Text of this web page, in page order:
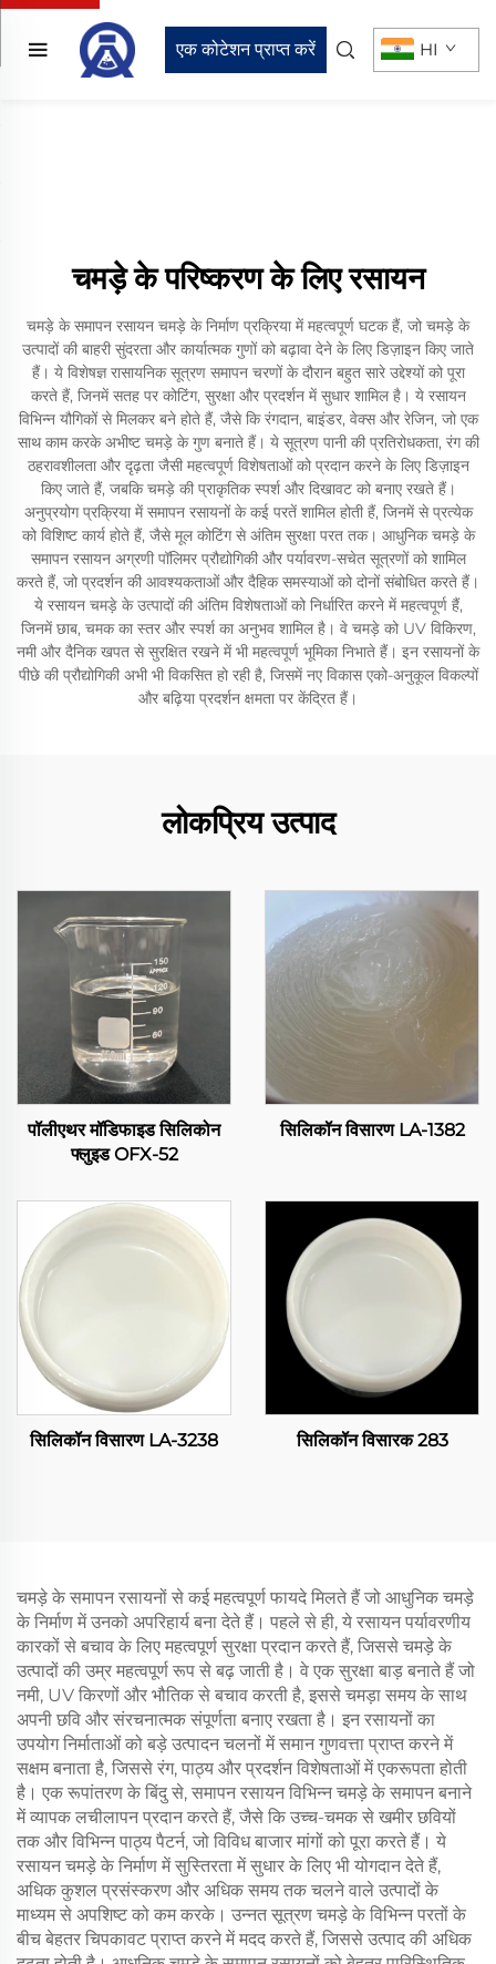
एक कोटेशन प्राप्त करें HI
चमड़े के परिष्करण के लिए रसायन
चमड़े के समापन रसायन चमड़े के निर्माण प्रक्रिया में महत्वपूर्ण घटक हैं, जो चमड़े के
उत्पादों की बाहरी सुंदरता और कार्यात्मक गुणों को बढ़ावा देने के लिए डिज़ाइन किए जाते
हैं। ये विशेषज्ञ रासायनिक सूत्रण समापन चरणों के दौरान बहुत सारे उद्देश्यों को पूरा
करते हैं, जिनमें सतह पर कोटिंग, सुरक्षा और प्रदर्शन में सुधार शामिल है। ये रसायन
विभिन्न यौगिकों से मिलकर बने होते हैं, जैसे कि रंगदान, बाइंडर, वेक्स और रेजिन, जो एक
साथ काम करके अभीष्ट चमड़े के गुण बनाते हैं। ये सूत्रण पानी की प्रतिरोधकता, रंग की
ठहरावशीलता और दृढ़ता जैसी महत्वपूर्ण विशेषताओं को प्रदान करने के लिए डिज़ाइन
किए जाते हैं, जबकि चमड़े की प्राकृतिक स्पर्श और दिखावट को बनाए रखते हैं।
अनुप्रयोग प्रक्रिया में समापन रसायनों के कई परतें शामिल होती हैं, जिनमें से प्रत्येक
को विशिष्ट कार्य होते हैं, जैसे मूल कोटिंग से अंतिम सुरक्षा परत तक। आधुनिक चमड़े के
समापन रसायन अग्रणी पॉलिमर प्रौद्योगिकी और पर्यावरण-सचेत सूत्रणों को शामिल
करते हैं, जो प्रदर्शन की आवश्यकताओं और दैहिक समस्याओं को दोनों संबोधित करते हैं।
ये रसायन चमड़े के उत्पादों की अंतिम विशेषताओं को निर्धारित करने में महत्वपूर्ण हैं,
जिनमें छाब, चमक का स्तर और स्पर्श का अनुभव शामिल है। वे चमड़े को UV विकिरण,
नमी और दैनिक खपत से सुरक्षित रखने में भी महत्वपूर्ण भूमिका निभाते हैं। इन रसायनों के
पीछे की प्रौद्योगिकी अभी भी विकसित हो रही है, जिसमें नए विकास एको-अनुकूल विकल्पों
और बढ़िया प्रदर्शन क्षमता पर केंद्रित हैं।
लोकप्रिय उत्पाद
पॉलीएथर मॉडिफाइड सिलिकोन
फ्लुइड OFX-52
सिलिकॉन विसारण LA-1382
सिलिकॉन विसारण LA-3238 सिलिकॉन विसारक 283
चमड़े के समापन रसायनों से कई महत्वपूर्ण फायदे मिलते हैं जो आधुनिक चमड़े
के निर्माण में उनको अपरिहार्य बना देते हैं। पहले से ही, ये रसायन पर्यावरणीय
कारकों से बचाव के लिए महत्वपूर्ण सुरक्षा प्रदान करते हैं, जिससे चमड़े के
उत्पादों की उम्र महत्वपूर्ण रूप से बढ़ जाती है। वे एक सुरक्षा बाड़ बनाते हैं जो
नमी, UV किरणों और भौतिक से बचाव करती है, इससे चमड़ा समय के साथ
अपनी छवि और संरचनात्मक संपूर्णता बनाए रखता है। इन रसायनों का
उपयोग निर्माताओं को बड़े उत्पादन चलनों में समान गुणवत्ता प्राप्त करने में
सक्षम बनाता है, जिससे रंग, पाठ्य और प्रदर्शन विशेषताओं में एकरूपता होती
है। एक रूपांतरण के बिंदु से, समापन रसायन विभिन्न चमड़े के समापन बनाने
में व्यापक लचीलापन प्रदान करते हैं, जैसे कि उच्च-चमक से खमीर छवियों
तक और विभिन्न पाठ्य पैटर्न, जो विविध बाजार मांगों को पूरा करते हैं। ये
रसायन चमड़े के निर्माण में सुस्तिरता में सुधार के लिए भी योगदान देते हैं,
अधिक कुशल प्रसंस्करण और अधिक समय तक चलने वाले उत्पादों के
माध्यम से अपशिष्ट को कम करके। उन्नत सूत्रण चमड़े के विभिन्न परतों के
बीच बेहतर चिपकावट प्राप्त करने में मदद करते हैं, जिससे उत्पाद की अधिक